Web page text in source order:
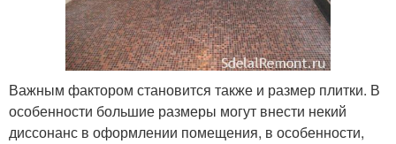
Важным фактором становится также и размер плитки. В
особенности большие размеры могут внести некий
диссонанс в оформлении помещения, в особенности,